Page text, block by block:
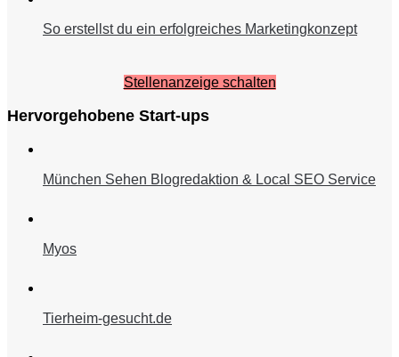
So erstellst du ein erfolgreiches Marketingkonzept
Stellenanzeige schalten
Hervorgehobene Start-ups
München Sehen Blogredaktion & Local SEO Service
Myos
Tierheim-gesucht.de